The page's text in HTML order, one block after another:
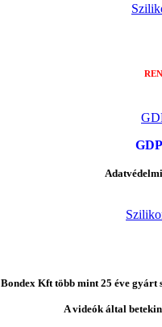
Bondex Kft több mint 25 éve
A videók által